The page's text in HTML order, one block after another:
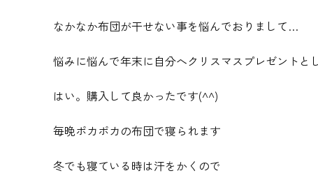
なかなか布団が干せない事を悩んでおりまして…
悩みに悩んで年末に自分へクリスマスプレゼントと
はい。購入して良かったです(^^)
毎晩ポカポカの布団で寝られます
冬でも寝ている時は汗をかくので